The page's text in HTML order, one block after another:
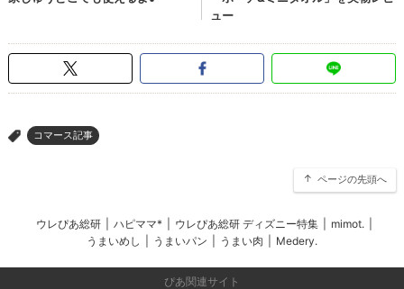
> コマース記事
ページの先頭へ
ウレぴあ総研 ハピママ* ウレぴあ総研 ディズニー特集 mimot.
うまいめし
うまいパン うまい肉 Medery.
ぴあ関連サイト